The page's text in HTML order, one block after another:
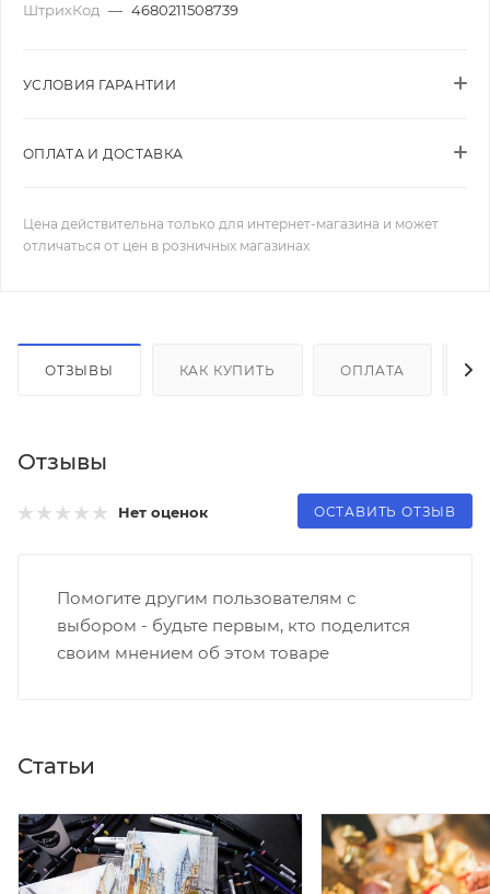
ШтрихКод — 4680211508739
УСЛОВИЯ ГАРАНТИИ
ОПЛАТА И ДОСТАВКА
Цена действительна только для интернет-магазина и может
отличаться от цен в розничных магазинах
ОТЗЫВЫ КАК КУПИТЬ ОПЛАТА
Отзывы
Нет оценок ОСТАВИТЬ ОТЗЫВ
Помогите другим пользователям с
выбором - будьте первым, кто поделится
своим мнением об этом товаре
Статьи